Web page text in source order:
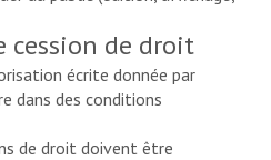
cession de droit
écrite donnée par
dans des conditions
de droit doivent être